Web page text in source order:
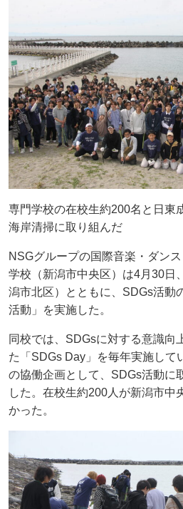
専門学校の在校生約200名と日東
海岸清掃に取り組んだ
NSGグループの国際音楽・ダン
学校（新潟市中央区）は4月30日
潟市北区）とともに、SDGs活動
活動」を実施した。
同校では、SDGsに対する意識向
た「SDGs Day」を毎年実施して
の協働企画として、SDGs活動に
した。在校生約200人が新潟市中
かった。